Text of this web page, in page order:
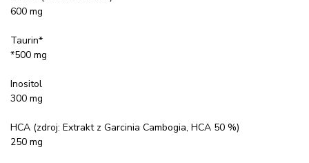
600 mg
Taurin*
*500 mg
Inositol
300 mg
HCA (zdroj: Extrakt z Garcinia Cambogia, HCA 50 %)
250 mg